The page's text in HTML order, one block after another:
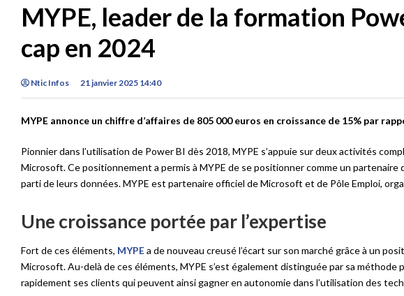
MYPE, leader de la formation
cap en 2024
Ntic Infos 21 janvier 2025 14:40
MYPE annonce un chiffre d’affaires de 805 000 euros en croissance de 15% par
Pionnier dans l’utilisation de Power BI dès 2018, MYPE s’appuie sur deux activités
Microsoft. Ce positionnement a permis à MYPE de se positionner comme un
parti de leurs données. MYPE est partenaire officiel de Microsoft et de Pôle Emploi,
Une croissance portée par l’expertise
Fort de ces éléments, MYPEa de nouveau creusé l’écart sur son marché grâce à un
Microsoft. Au-delà de ces éléments, MYPE s’est également distinguée par sa
rapidement ses clients qui peuvent ainsi gagner en autonomie dans l’utilisation des